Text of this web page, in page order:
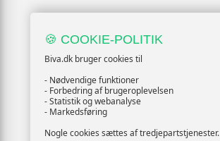
🍪 COOKIE-POLITIK
Biva.dk bruger cookies til
- Nødvendige funktioner
- Forbedring af brugeroplevelsen
- Statistik og webanalyse
- Markedsføring
Nogle cookies sættes af tredjepartstjenester.